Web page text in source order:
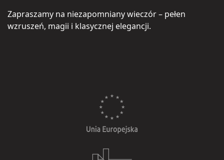
Zapraszamy na niezapomniany wieczór – pełen
wzruszeń, magii i klasycznej elegancji.